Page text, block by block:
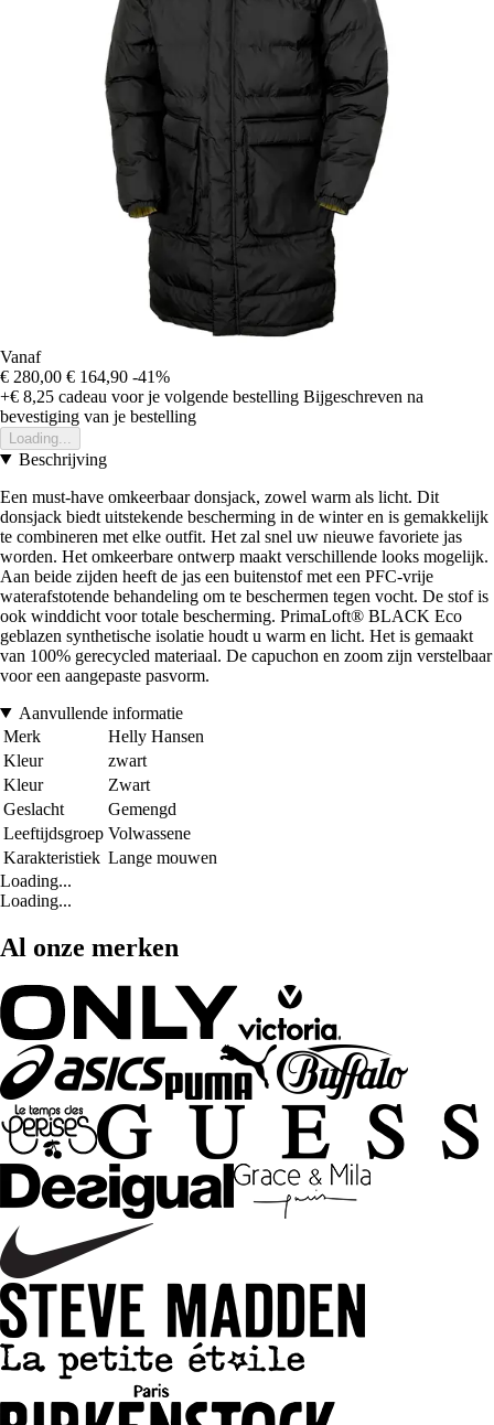
Vanaf
€ 280,00 € 164,90 -41%
+€ 8,25 cadeau voor je volgende bestelling Bijgeschreven na
bevestiging van je bestelling
Loading...
Beschrijving
Een must-have omkeerbaar donsjack, zowel warm als licht. Dit
donsjack biedt uitstekende bescherming in de winter en is gemakkelijk
te combineren met elke outfit. Het zal snel uw nieuwe favoriete jas
worden. Het omkeerbare ontwerp maakt verschillende looks mogelijk.
Aan beide zijden heeft de jas een buitenstof met een PFC-vrije
waterafstotende behandeling om te beschermen tegen vocht. De stof is
ook winddicht voor totale bescherming. PrimaLoft® BLACK Eco
geblazen synthetische isolatie houdt u warm en licht. Het is gemaakt
van 100% gerecycled materiaal. De capuchon en zoom zijn verstelbaar
voor een aangepaste pasvorm.
Aanvullende informatie
Merk
Helly Hansen
Kleur
zwart
Kleur
Zwart
Geslacht
Gemengd
Leeftijdsgroep Volwassene
Karakteristiek Lange mouwen
Loading...
Loading...
Al onze merken